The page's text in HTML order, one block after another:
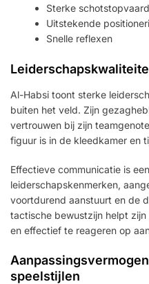
Sterke
Uitstekende
Snelle reflexen
Al-Habsi toont sterke
buiten het veld. Zijn
vertrouwen bij zijn
figuur is in de kleedkamer en
Effectieve communicatie is
leiderschapskenmerken,
voortdurend aanstuurt en de
tactische bewustzijn helpt
en effectief te reageren op
speelstijlen